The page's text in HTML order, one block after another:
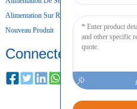
Alimentation Sur Rail DIN
Nouveau Produit
Connecter